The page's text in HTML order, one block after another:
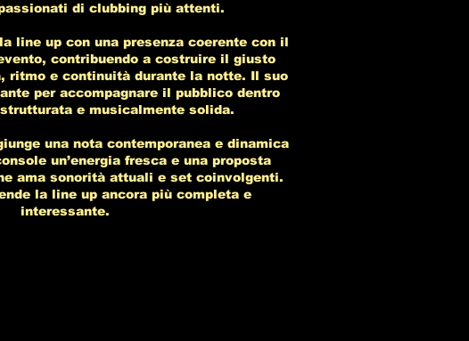
di clubbing più attenti.
line up con una presenza coerente con il
contribuendo a costruire il giusto
ritmo e continuità durante la notte. Il suo
per accompagnare il pubblico dentro
e musicalmente solida.
una nota contemporanea e dinamica
un’energia fresca e una proposta
ama sonorità attuali e set coinvolgenti.
la line up ancora più completa e
interessante.